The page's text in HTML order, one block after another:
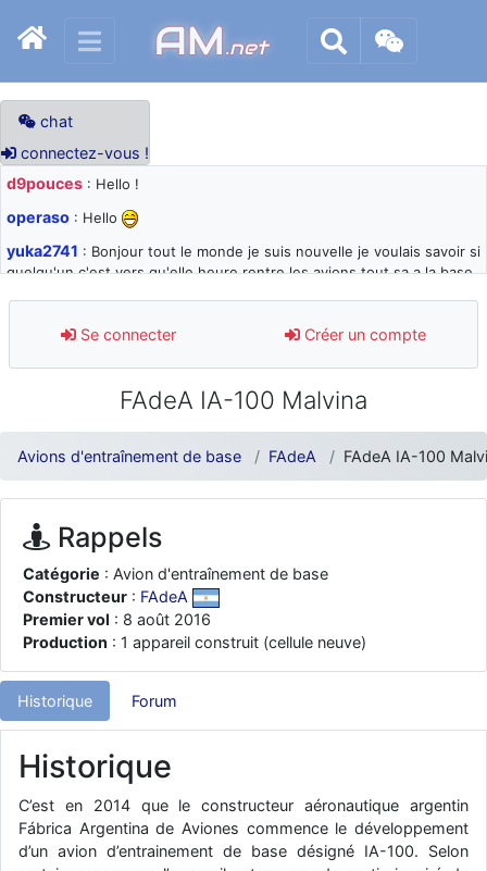
AM.net
chat
connectez-vous !
d9pouces : Hello !
operaso : Hello
yuka2741 : Bonjour tout le monde je suis nouvelle je voulais savoir si
quelqu'un c'est vers qu'elle heure rentre les avions tout sa a la base
d9pouces: désolé pour les quelques blocages du site ces derniers
jours : je teste des méthodes contre le spam et les bots trop nocifs
: Super, la nouvelle bannière
d9pouces: je suis un avion@,._,+ > lesquels ? je ne suis pas sûr de
comprendre
d9pouces: ouakamois > si tu parles du sujet sur l'Armée de l'Air,
bien sûr que oui !
je suis un avion@,._,+
moi et quelques avions n'ont pas les mêmes noms qu'aujourd'hui
ouakamois
: Bonjourà toutes et à tous.en espérantque ces
quelques images du Pays Basque vous auront plu ; Agur…
d9pouces: Malheureusement non
fox_50: Bonjour, certains parmis vous étaient-ils présent au
meeting de Lann Bihoué de 2026 ?
cachée dans les pins
au site!
jericho : Bonne année et tous mes meilleurs voeux à tous pour
2026 !
Se connecter Créer un compte
FAdeA IA-100 Malvina
Avions d'entraînement de base FAdeA FAdeA IA-100
Rappels
Catégorie : Avion d'entraînement de base
Constructeur : FAdeA
Premier vol : 8 août 2016
Production : 1 appareil construit (cellule neuve)
Historique Forum
Historique
C’est en 2014 que le constructeur aéronautique argentin
Fábrica Argentina de Aviones commence le développement
d’un avion d’entrainement de base désigné IA-100. Selon